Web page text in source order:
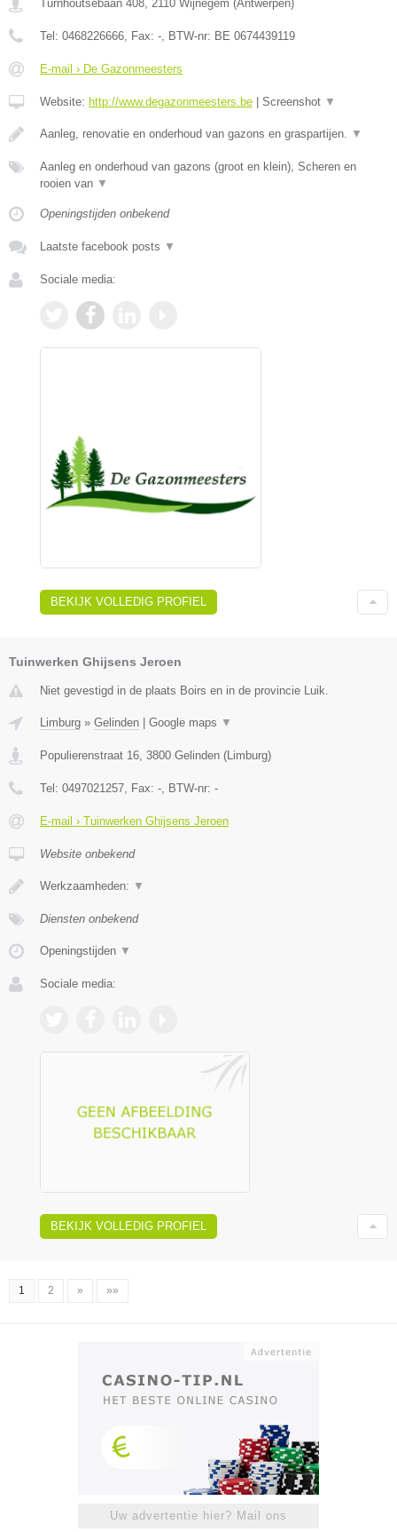
Turnhoutsebaan 408 2110 Wijnegem (Antwerpen)
Tel: 0468226666 , Fax: - , BTW-nr: BE 0674439119
E-mail › De Gazonmeesters
Website: http://www.degazonmeesters.be Screenshot ▼
Aanleg, renovatie en onderhoud van gazons en graspartijen. ▼
Aanleg en onderhoud van gazons (groot en klein), Scheren en
rooien van ▼
Openingstijden onbekend
Laatste facebook posts ▼
Sociale media:
BEKIJK VOLLEDIG PROFIEL
Tuinwerken Ghijsens Jeroen
Niet gevestigd in de plaats Boirs en in de provincie Luik.
Limburg » Gelinden Google maps ▼
Populierenstraat 16 3800 Gelinden ( Limburg)
Tel: 0497021257 , Fax: - , BTW-nr: -
E-mail › Tuinwerken Ghijsens Jeroen
Website onbekend
Werkzaamheden: ▼
Diensten onbekend
Openingstijden ▼
Sociale media:
BEKIJK VOLLEDIG PROFIEL
1 2 » »»
Uw advertentie hier? Mail ons